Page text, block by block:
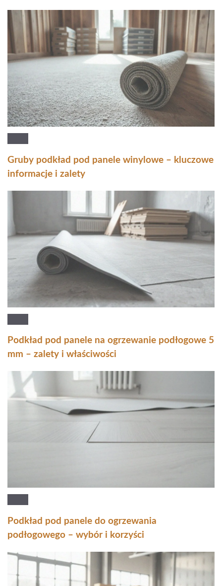
Gruby podkład pod panele winylowe – kluczowe
informacje i zalety
Podkład pod panele na ogrzewanie podłogowe 5
mm – zalety i właściwości
Podkład pod panele do ogrzewania
podłogowego – wybór i korzyści